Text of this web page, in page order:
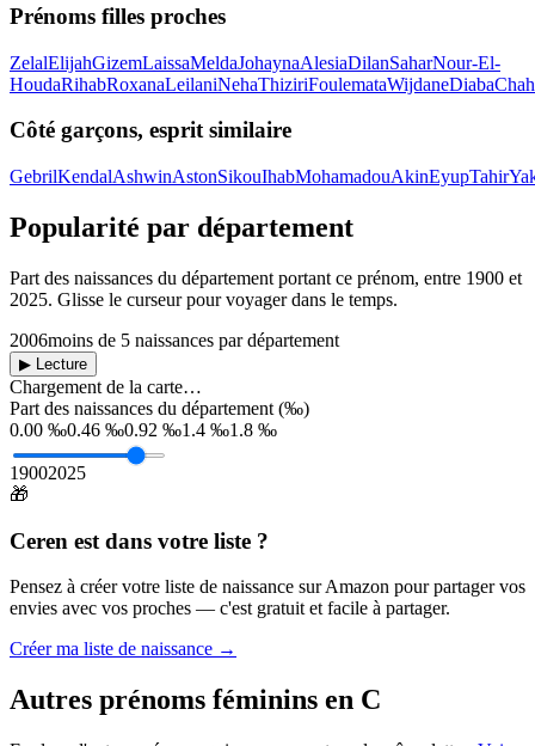
Prénoms filles proches
ZelalElijahGizemLaissaMeldaJohaynaAlesiaDilanSaharNour-El-
HoudaRihabRoxanaLeilaniNehaThiziriFoulemataWijdaneDiaba
Côté garçons, esprit similaire
GebrilKendalAshwinAstonSikouIhabMohamadouAkinEyupTahir
Popularité par département
Part des naissances du département portant ce prénom, entre 1900 et
2025. Glisse le curseur pour voyager dans le temps.
2006moins de 5 naissances par département
▶ Lecture
Chargement de la carte…
Part des naissances du département (‰)
0.00 ‰0.46 ‰0.92 ‰1.4 ‰1.8 ‰
19002025
🎁
Ceren est dans votre liste ?
Pensez à créer votre liste de naissance sur Amazon pour partager vos
envies avec vos proches — c'est gratuit et facile à partager.
Créer ma liste de naissance →
Autres prénoms féminins en C